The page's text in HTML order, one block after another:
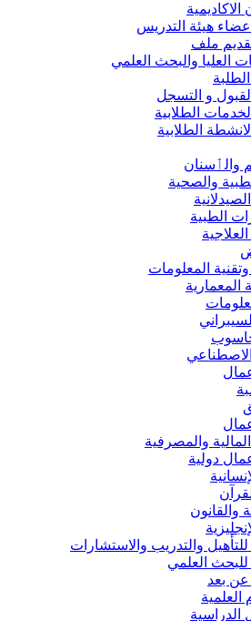
الاكاديمية
اعضاء هيئة التدريس
ملف
العليا والبحث العلمي
القبول و التسجل
الخدمات الطلابية
الانشطة الطلابية
والٲسنان
والصحية
الطبية
العلاجية
المعلومات
المعمارية
الاصطناعي
المالية والمصرفية
دولية
والقانون
والتدريب والاستشارات
العلمي
عن بعد
العلمية
الدراسية